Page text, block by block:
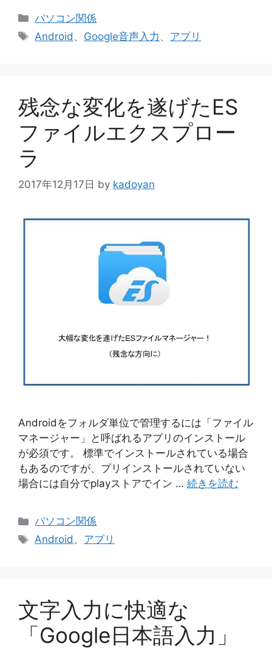
カ
テ
パソコン関係
タ
Android 、 Google音声入力 、 アプリ
残念な変化を遂げたES
ファイルエクスプロー
ラ
2017年12月17日 by kadoyan
Androidをフォルダ単位で管理するには「ファイル
マネージャー」と呼ばれるアプリのインストール
が必須です。 標準でインストールされている場合
もあるのですが、プリインストールされていない
場合には自分でplayストアでイン … 続きを読む
カ
テ
パソコン関係
タ
Android 、 アプリ
文字入力に快適な
「Google日本語入力」